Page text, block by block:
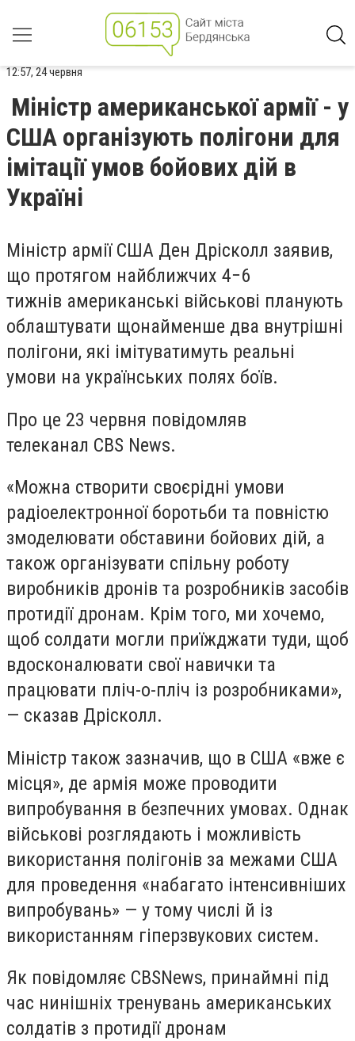
12:57, 24 червня
Міністр американської армії - у
США організують полігони для
імітації умов бойових дій в
Україні
Міністр армії США Ден Дрісколл заявив,
що протягом найближчих 4−6
тижнів американські військові планують
облаштувати щонайменше два внутрішні
полігони, які імітуватимуть реальні
умови на українських полях боїв.
Про це 23 червня повідомляв
телеканал CBS News.
«Можна створити своєрідні умови
радіоелектронної боротьби та повністю
змоделювати обставини бойових дій, а
також організувати спільну роботу
виробників дронів та розробників засобів
протидії дронам. Крім того, ми хочемо,
щоб солдати могли приїжджати туди, щоб
вдосконалювати свої навички та
працювати пліч-о-пліч із розробниками»,
— сказав Дрісколл.
Міністр також зазначив, що в США «вже є
місця», де армія може проводити
випробування в безпечних умовах. Однак
військові розглядають і можливість
використання полігонів за межами США
для проведення «набагато інтенсивніших
випробувань» — у тому числі й із
використанням гіперзвукових систем.
Як повідомляє CBSNews, принаймні під
час нинішніх тренувань американських
солдатів з протидії дронам